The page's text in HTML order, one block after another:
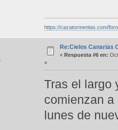
https://cazatormentas.com/
Re:Cielos Canarias
« Respuesta #6 en:
»
Tras el largo
comienzan
lunes de